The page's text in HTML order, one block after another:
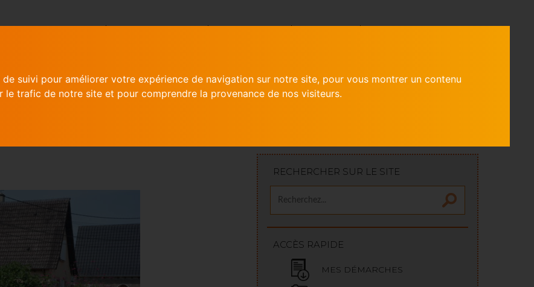
suivi pour améliorer votre expérience de navigation sur notre site, pour vous montrer un contenu
le trafic de notre site et pour comprendre la provenance de nos visiteurs.
RECHERCHER SUR LE SITE
ACCÈS RAPIDE
MES DÉMARCHES